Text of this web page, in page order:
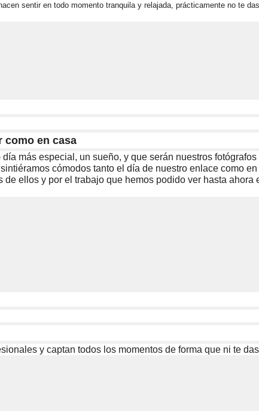
sentir en todo momento tranquila y relajada, prácticamente no te
como en casa
más especial, un sueño, y que serán nuestros
cómodos tanto el día de nuestro enlace como
ellos y por el trabajo que hemos podido ver hasta ahora
y captan todos los momentos de forma que ni te